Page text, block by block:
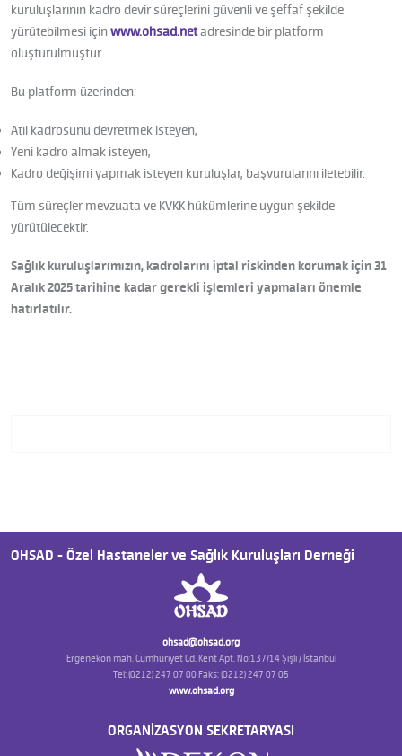
kuruluşlarının kadro devir süreçlerini güvenli ve şeffaf şekilde
yürütebilmesi için www.ohsad.netadresinde bir platform
oluşturulmuştur.
Bu platform üzerinden:
Atıl kadrosunu devretmek isteyen,
Yeni kadro almak isteyen,
Kadro değişimi yapmak isteyen kuruluşlar, başvurularını iletebilir.
Tüm süreçler mevzuata ve KVKK hükümlerine uygun şekilde
yürütülecektir.
Sağlık kuruluşlarımızın, kadrolarını iptal riskinden korumak için 31
Aralık 2025 tarihine kadar gerekli işlemleri yapmaları önemle
hatırlatılır.
OHSAD - Özel Hastaneler ve Sağlık Kuruluşları Derneği
ohsad@ohsad.org
Ergenekon mah. Cumhuriyet Cd. Kent Apt. No:137/14 Şişli / İstanbul
Tel: (0212) 247 07 00 Faks: (0212) 247 07 05
www.ohsad.org
ORGANİZASYON SEKRETARYASI